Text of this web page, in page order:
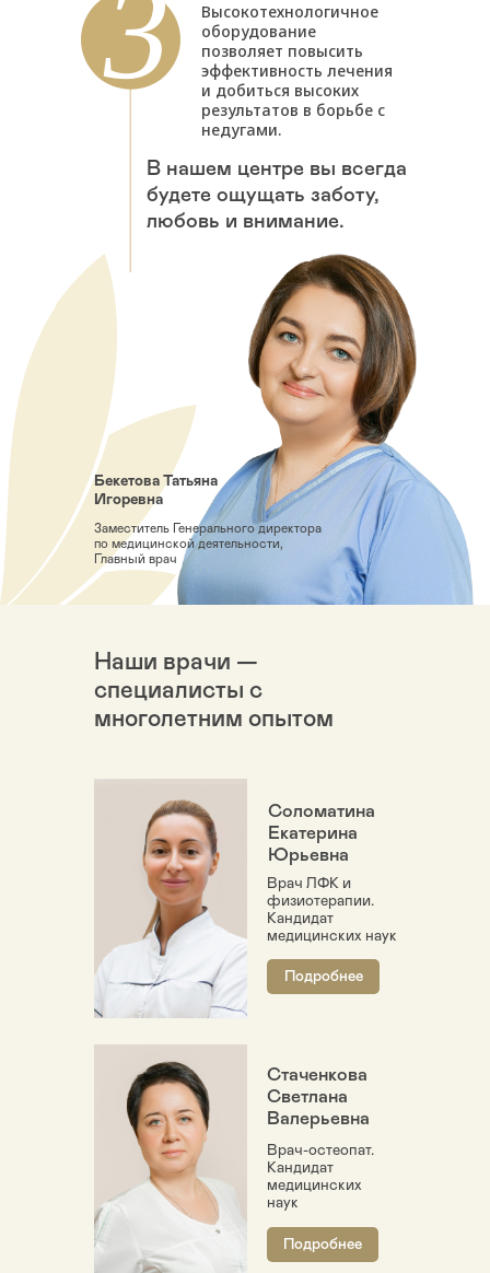
Высокотехнологичное
оборудование
позволяет повысить
эффективность лечения
и добиться высоких
результатов в борьбе с
недугами.
Заместитель Генерального директора
по медицинской деятельности,
Главный врач
Бекетова Татьяна
Игоревна
В нашем центре вы всегда
будете ощущать заботу,
любовь и внимание.
Стаченкова
Светлана
Валерьевна
Врач-остеопат.
Кандидат
медицинских
наук
Подробнее
Соломатина
Екатерина
Юрьевна
Подробнее
Врач ЛФК и
физиотерапии.
Кандидат
медицинских наук
Наши врачи —
специалисты с
многолетним опытом